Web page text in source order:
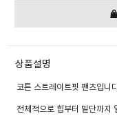
상품설명
코튼 스트레이트핏 팬츠입니
전체적으로 힙부터 밑단까지